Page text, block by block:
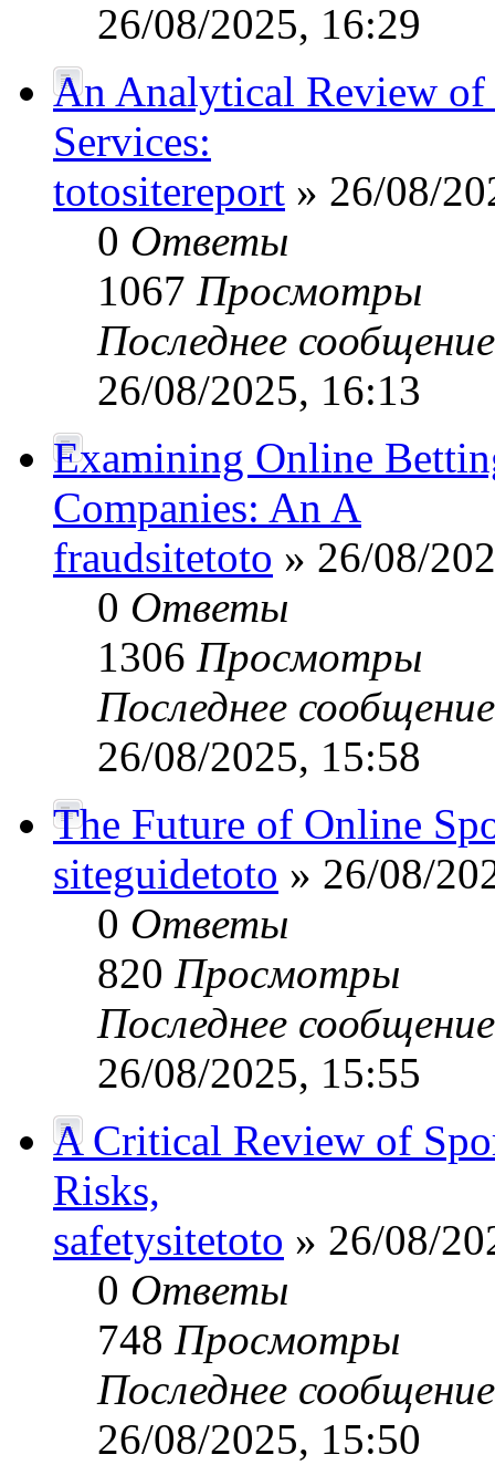
26/08/2025, 16:29
An Analytical Review
Services:
totositereport » 26/08/
0 Ответы
1067 Просмотры
Последнее
26/08/2025, 16:13
Examining Online
Companies: An A
fraudsitetoto » 26/08/
0 Ответы
1306 Просмотры
Последнее
26/08/2025, 15:58
The Future of Online
siteguidetoto » 26/08/
0 Ответы
820 Просмотры
Последнее
26/08/2025, 15:55
A Critical Review of
Risks,
safetysitetoto » 26/08/
0 Ответы
748 Просмотры
Последнее
26/08/2025, 15:50